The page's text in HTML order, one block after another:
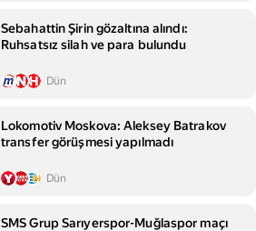
Sebahattin Şirin gözaltına alındı:
Ruhsatsız silah ve para bulundu
Dün
Lokomotiv Moskova: Aleksey Batrakov
transfer görüşmesi yapılmadı
Dün
SMS Grup Sarıyerspor-Muğlaspor maçı